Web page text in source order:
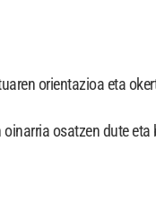
orientazioa eta
osatzen dute eta